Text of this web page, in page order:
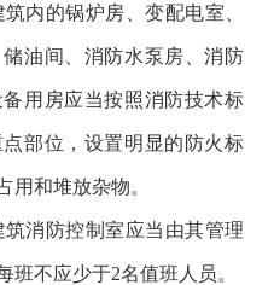
内的锅炉房、变配电室、
油间、消防水泵房、消防
用房应当按照消防技术标
部位，设置明显的防火标
用和堆放杂物。
消防控制室应当由其管理
班不应少于2名值班人员。